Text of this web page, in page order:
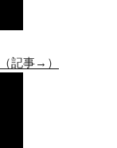
（記事→）